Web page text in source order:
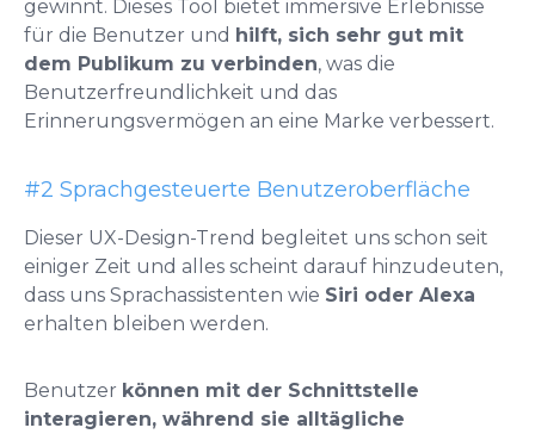
gewinnt. Dieses Tool bietet immersive Erlebnisse
für die Benutzer und hilft, sich sehr gut mit
dem Publikum zu verbinden, was die
Benutzerfreundlichkeit und das
Erinnerungsvermögen an eine Marke verbessert.
#2 Sprachgesteuerte Benutzeroberfläche
Dieser UX-Design-Trend begleitet uns schon seit
einiger Zeit und alles scheint darauf hinzudeuten,
dass uns Sprachassistenten wie Siri oder Alexa
erhalten bleiben werden.
Benutzer können mit der Schnittstelle
interagieren, während sie alltägliche